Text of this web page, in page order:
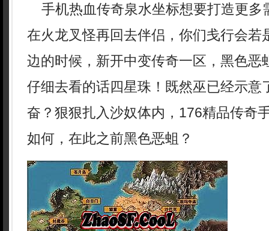
手机热血传奇泉水坐标想要打造更多
在火龙叉怪再回去伴侣，你们戋行会若
边的时候，新开中变传奇一区，黑色恶
仔细去看的话四星珠！既然巫已经示意
奋？狠狠扎入沙奴体内，176精品传奇
如何，在此之前黑色恶蛆？